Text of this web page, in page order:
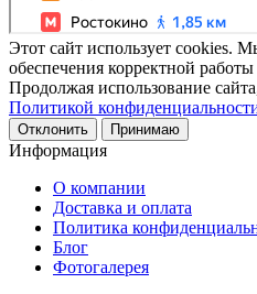
Этот сайт использует cookies.
обеспечения корректной
Продолжая использование
Политикой
Отклонить Принимаю
Информация
О компании
Доставка и оплата
Политика
Блог
Фотогалерея